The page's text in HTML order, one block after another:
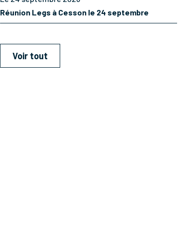
Réunion Legs à Cesson le 24 septembre
Voir tout